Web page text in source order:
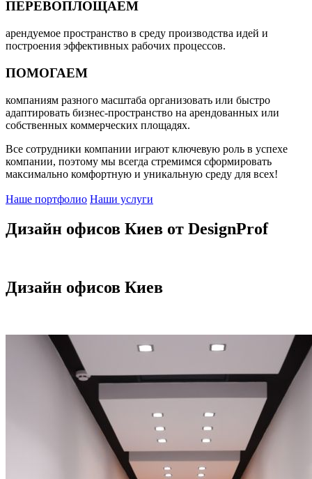
ПЕРЕВОПЛОЩАЕМ
арендуемое пространство в среду производства идей и
построения эффективных рабочих процессов.
ПОМОГАЕМ
компаниям разного масштаба организовать или быстро
адаптировать бизнес-пространство на арендованных или
собственных коммерческих площадях.
Все сотрудники компании играют ключевую роль в успехе
компании, поэтому мы всегда стремимся сформировать
максимально комфортную и уникальную среду для всех!
Наше портфолио Наши услуги
Дизайн офисов Киев от DesignProf
Дизайн офисов Киев